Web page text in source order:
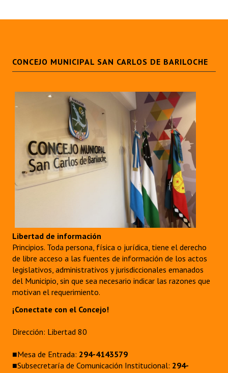
CONCEJO MUNICIPAL SAN CARLOS DE BARILOCHE
Libertad de información
Principios. Toda persona, física o jurídica, tiene el derecho
de libre acceso a las fuentes de información de los actos
legislativos, administrativos y jurisdiccionales emanados
del Municipio, sin que sea necesario indicar las razones que
motivan el requerimiento.
¡Conectate con el Concejo!
Dirección: Libertad 80
■Mesa de Entrada: 294-4143579
■Subsecretaría de Comunicación Institucional: 294-